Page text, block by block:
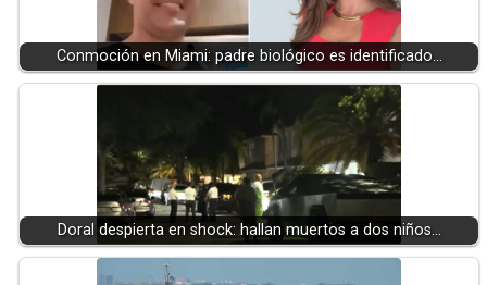
Conmoción en Miami: padre biológico es identificado…
Doral despierta en shock: hallan muertos a dos niños…